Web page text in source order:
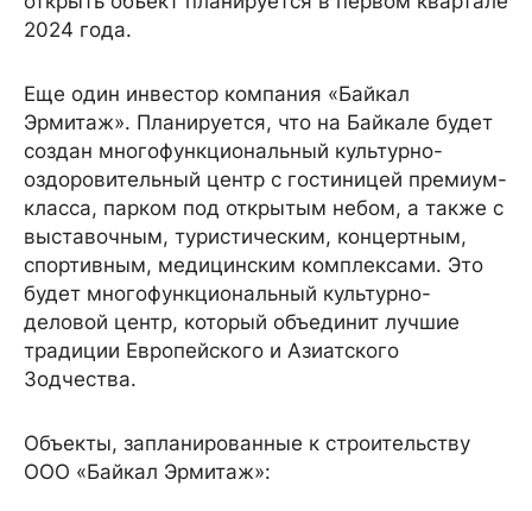
2024 года.
Еще один инвестор компания «Байкал
Эрмитаж». Планируется, что на Байкале будет
создан многофункциональный культурно-
оздоровительный центр с гостиницей премиум-
класса, парком под открытым небом, а также с
выставочным, туристическим, концертным,
спортивным, медицинским комплексами. Это
будет многофункциональный культурно-
деловой центр, который объединит лучшие
традиции Европейского и Азиатского
Зодчества.
Объекты, запланированные к строительству
ООО «Байкал Эрмитаж»: